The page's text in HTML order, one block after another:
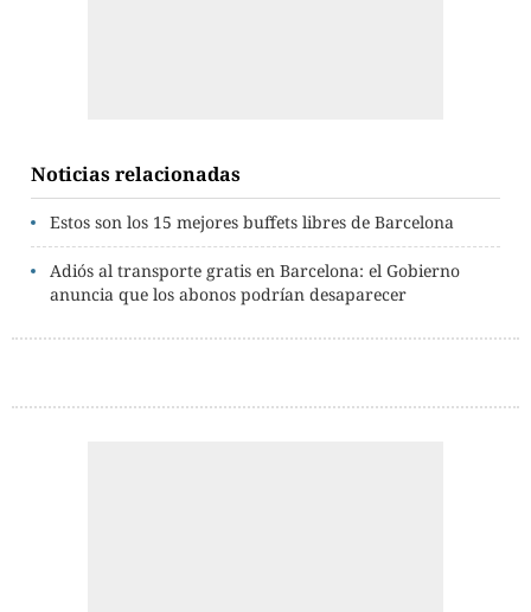
Noticias relacionadas
Estos son los 15 mejores buffets libres de Barcelona
Adiós al transporte gratis en Barcelona: el Gobierno
anuncia que los abonos podrían desaparecer